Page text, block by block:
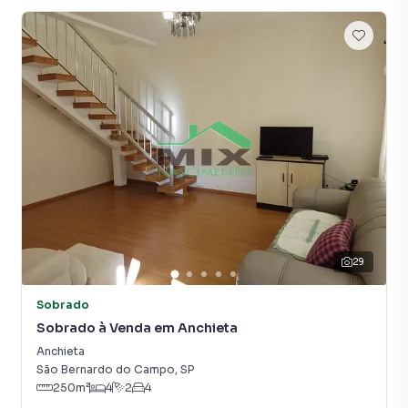
Túnel de luz por claraboia em vidro temperado na área de
serviço (2,5 x 2,5 m).
Banheiro de serviço
Área de lazer integrada com churrasqueira grande, forno à
lenha para 3 pizzas, fogão caipira com iluminação e
sistema de exaustão elétrico e pia de apoio.
Garagem coberta para 3 carros (1 médio e 2 grandes/pick-
ups) com portão automático com piso cerâmico
antiderrapante. Iluminação por spots e acabamento no
teto em gesso.
Sistema de monitoramento por 6 câmeras.
Sistemas hidráulico e elétrico novos (tubulação, ralos,
conduites, cabos elétricos, interruptores, tomadas, caixas
2 caixas d’água , totalizando 2,5 mil litros de reservatório.
Depósito de materiais e ferramentas.
29
Sobrado
Sobrado à Venda em Anchieta
Anchieta
São Bernardo do Campo, SP
250m² 4 2 4